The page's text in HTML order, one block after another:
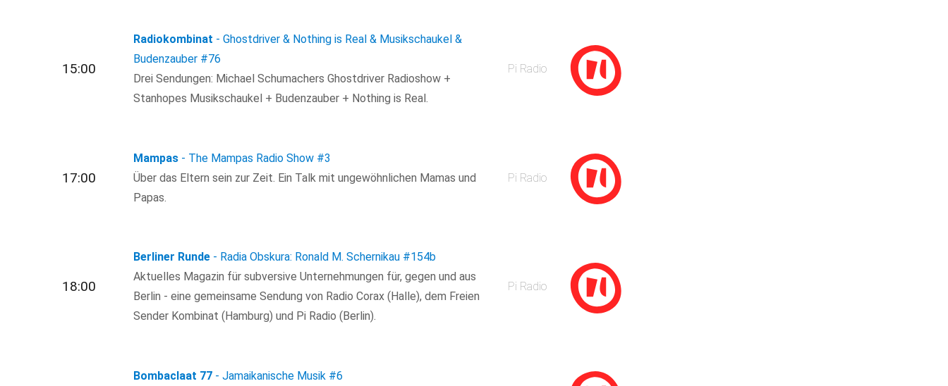
15:00
Radiokombinat - Ghostdriver & Nothing is Real & Musikschaukel &
Budenzauber #76
Drei Sendungen: Michael Schumachers Ghostdriver Radioshow +
Stanhopes Musikschaukel + Budenzauber + Nothing is Real.
Pi Radio
17:00
Mampas - The Mampas Radio Show #3
Über das Eltern sein zur Zeit. Ein Talk mit ungewöhnlichen Mamas und
Papas.
Pi Radio
18:00
Berliner Runde - Radia Obskura: Ronald M. Schernikau #154b
Aktuelles Magazin für subversive Unternehmungen für, gegen und aus
Berlin - eine gemeinsame Sendung von Radio Corax (Halle), dem Freien
Sender Kombinat (Hamburg) und Pi Radio (Berlin).
Pi Radio
Bombaclaat 77 - Jamaikanische Musik #6